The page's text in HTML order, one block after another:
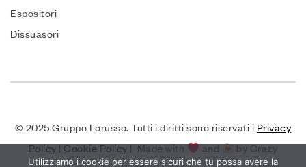
Espositori
Dissuasori
© 2025 Gruppo Lorusso. Tutti i diritti sono riservati | Privacy
Policy|Cookie Policy| Made with and
by Crazy
Utilizziamo i cookie per essere sicuri che tu possa avere la